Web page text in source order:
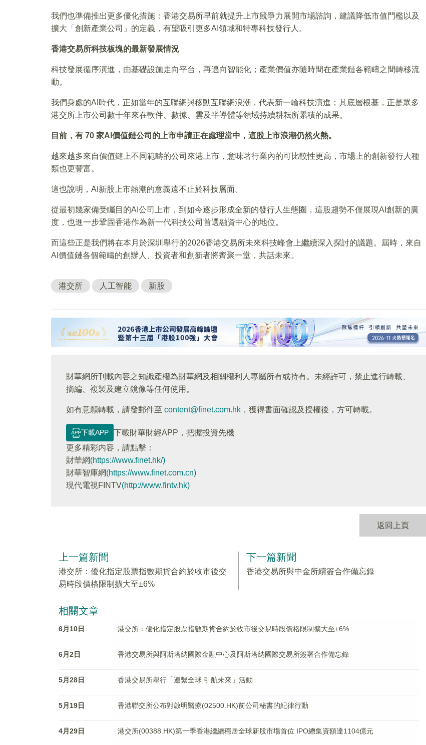
我們也準備推出更多優化措施：香港交易所早前就提升上市競爭力展開市場諮詢，建議降低市值門檻以及
擴大「創新產業公司」的定義，有望吸引更多AI領域和特專科技發行人。
香港交易所科技板塊的最新發展情況
科技發展循序演進，由基礎設施走向平台，再邁向智能化；產業價值亦隨時間在產業鏈各範疇之間轉移流
動。
我們身處的AI時代，正如當年的互聯網與移動互聯網浪潮，代表新一輪科技演進；其底層根基，正是眾多
港交所上市公司數十年來在軟件、數據、雲及半導體等領域持續耕耘所累積的成果。
目前，有 70 家AI價值鏈公司的上市申請正在處理當中，這股上市浪潮仍然火熱。
越來越多來自價值鏈上不同範疇的公司來港上市，意味著行業內的可比較性更高，市場上的創新發行人種
類也更豐富。
這也說明，AI新股上市熱潮的意義遠不止於科技層面。
從最初幾家備受矚目的AI公司上市，到如今逐步形成全新的發行人生態圈，這股趨勢不僅展現AI創新的廣
度，也進一步鞏固香港作為新一代科技公司首選融資中心的地位。
而這些正是我們將在本月於深圳舉行的2026香港交易所未來科技峰會上繼續深入探討的議題。屆時，來自
AI價值鏈各個範疇的創辦人、投資者和創新者將齊聚一堂，共話未來。
港交所 人工智能 新股
財華網所刊載內容之知識產權為財華網及相關權利人專屬所有或持有。未經許可，禁止進行轉載、
摘編、複製及建立鏡像等任何使用。
如有意願轉載，請發郵件至 content@finet.com.hk ，獲得書面確認及授權後，方可轉載。
下載APP
下載財華財經APP，把握投資先機
更多精彩内容，請點擊：
財華網(https://www.finet.hk/)
財華智庫網(https://www.finet.com.cn)
現代電視FINTV(http://www.fintv.hk)
返回上頁
上一篇新聞
港交所：優化指定股票指數期貨合約於收市後交
易時段價格限制擴大至±6%
下一篇新聞
香港交易所與中金所續簽合作備忘錄
相關文章
6月10日 港交所：優化指定股票指數期貨合約於收市後交易時段價格限制擴大至±6%
6月2日 香港交易所與阿斯塔納國際金融中心及阿斯塔納國際交易所簽署合作備忘錄
5月28日 香港交易所舉行「連繫全球 引航未來」活動
5月19日 香港聯交所公布對啟明醫療(02500.HK)前公司秘書的紀律行動
4月29日 港交所(00388.HK)第一季香港繼續穩居全球新股市場首位 IPO總集資額達1104億元